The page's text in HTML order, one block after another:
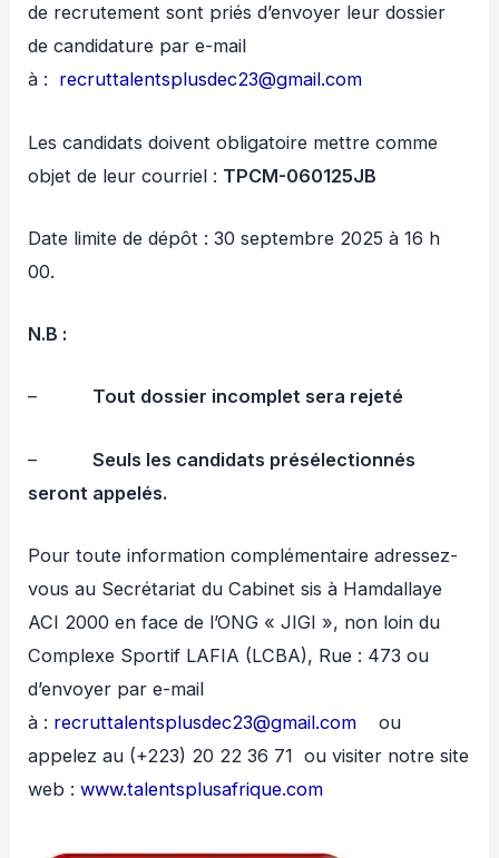
de recrutement sont priés d’envoyer leur dossier
de candidature par e-mail
à : recruttalentsplusdec23@gmail.com
Les candidats doivent obligatoire mettre comme
objet de leur courriel : TPCM-060125JB
Date limite de dépôt : 30 septembre 2025 à 16 h
00.
N.B :
– Tout dossier incomplet sera rejeté
–Seuls les candidats présélectionnés
seront appelés.
Pour toute information complémentaire adressez-
vous au Secrétariat du Cabinet sis à Hamdallaye
ACI 2000 en face de l’ONG « JIGI », non loin du
Complexe Sportif LAFIA (LCBA), Rue : 473 ou
d’envoyer par e-mail
à : recruttalentsplusdec23@gmail.com ou
appelez au (+223) 20 22 36 71 ou visiter notre site
web :www.talentsplusafrique.com